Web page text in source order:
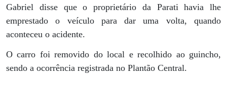
Gabriel disse que o proprietário da Parati havia lhe
emprestado o veículo para dar uma volta, quando
aconteceu o acidente.
O carro foi removido do local e recolhido ao guincho,
sendo a ocorrência registrada no Plantão Central.